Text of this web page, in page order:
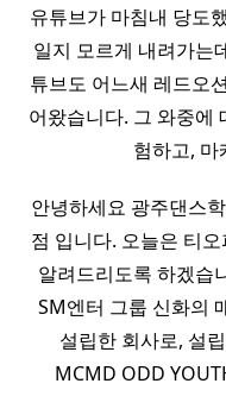
유튜브가 마침내 당도
일지 모르게 내려가는
튜브도 어느새 레드오
어왔습니다. 그 와중에
험하고,
안녕하세요 광주댄스
점 입니다. 오늘은 티오
알려드리도록 하겠습
SM엔터 그룹 신화의
설립한 회사로, 설
MCMD ODD